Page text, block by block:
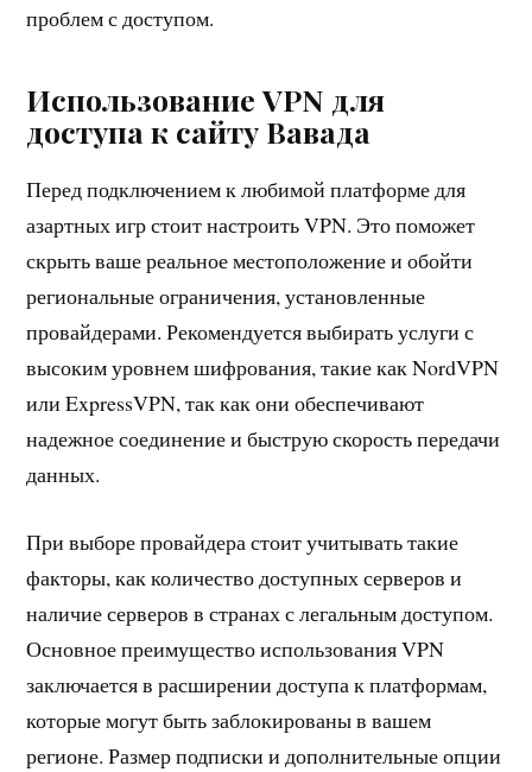
проблем с доступом.
Использование VPN для
доступа к сайту Вавада
Перед подключением к любимой платформе для
азартных игр стоит настроить VPN. Это поможет
скрыть ваше реальное местоположение и обойти
региональные ограничения, установленные
провайдерами. Рекомендуется выбирать услуги с
высоким уровнем шифрования, такие как NordVPN
или ExpressVPN, так как они обеспечивают
надежное соединение и быструю скорость передачи
данных.
При выборе провайдера стоит учитывать такие
факторы, как количество доступных серверов и
наличие серверов в странах с легальным доступом.
Основное преимущество использования VPN
заключается в расширении доступа к платформам,
которые могут быть заблокированы в вашем
регионе. Размер подписки и дополнительные опции